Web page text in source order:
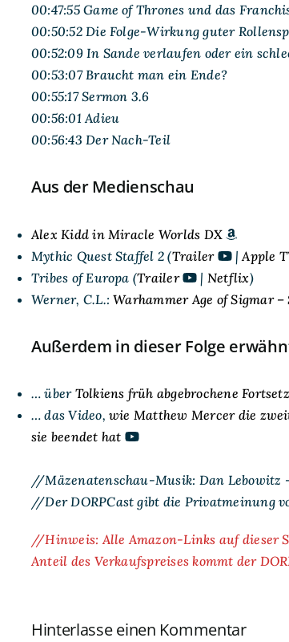
00:47:55 Game of Thrones und das
00:50:52 Die Folge-Wirkung guter
00:52:09 In Sande verlaufen oder ein
00:53:07 Braucht man ein Ende?
00:55:17 Sermon 3.6
00:56:01 Adieu
00:56:43 Der Nach-Teil
Aus der Medienschau
Alex Kidd in Miracle Worlds DX
Mythic Quest Staffel 2 (Trailer |Apple
Tribes of Europa (Trailer | Netflix)
Werner, C.L.:Warhammer Age of Sigmar
Außerdem in dieser Folge
… über Tolkiens früh abgebrochene
… das Video, wie Matthew Mercer die
sie beendet hat
//Mäzenatenschau-Musik: Dan Lebowitz
//Der DORPCast gibt die Privatmeinung
//Hinweis: Alle Amazon-Links auf dieser
Anteil des Verkaufspreises kommt der
Hinterlasse einen Kommentar